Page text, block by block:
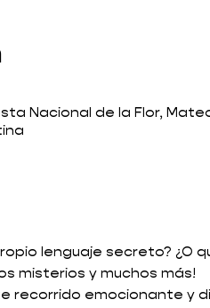
Nacional de la Flor,
lenguaje secreto? ¿O
misterios y muchos más!
recorrido emocionante y